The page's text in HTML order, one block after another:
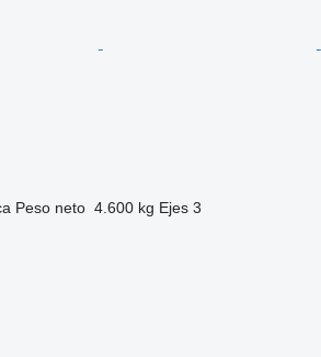
Peso neto 4.600 kg Ejes 3